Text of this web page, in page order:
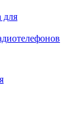
для